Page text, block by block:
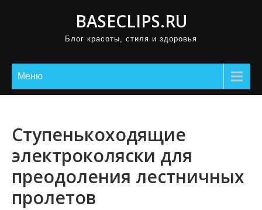
BASECLIPS.RU
Блог красоты, стиля и здоровья
Меню
Ступенькоходящие
электроколяски для
преодоления лестничных
пролетов